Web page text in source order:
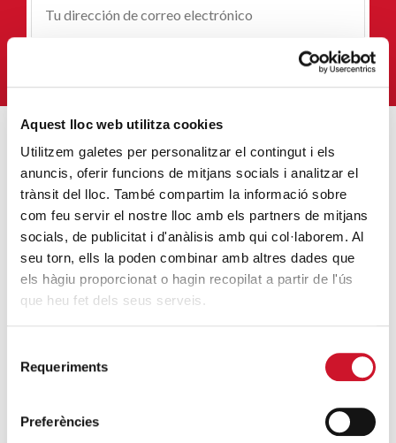
Aquest lloc web utilitza cookies
Utilitzem galetes per personalitzar el contingut i els
anuncis, oferir funcions de mitjans socials i analitzar el
trànsit del lloc. També compartim la informació sobre
com feu servir el nostre lloc amb els partners de mitjans
socials, de publicitat i d'anàlisis amb qui col·laborem. Al
seu torn, ells la poden combinar amb altres dades que
els hàgiu proporcionat o hagin recopilat a partir de l'ús
que heu fet dels seus serveis.
Requeriments
Preferències
Correu-
QUIERO SUSCRIBIRME
ENTRADAS MÁS POPULARES
Un cambio renovador
SIGUE LEYENDO
Un ropero a la última moda
SIGUE LEYENDO
SIGUE LEYENDO
Endulzando la vida de los más pequeños